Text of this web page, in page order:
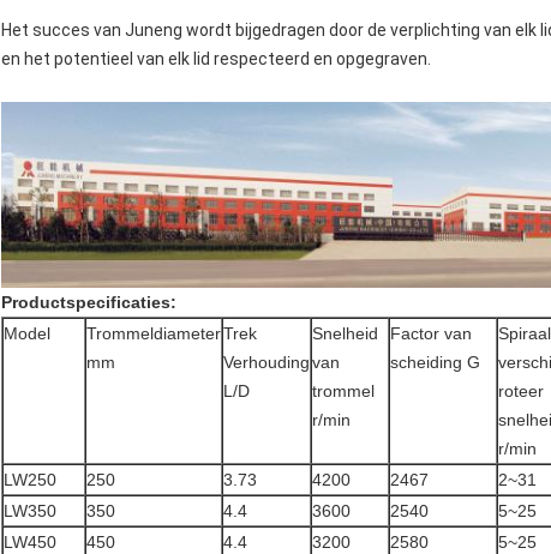
Het succes van Juneng wordt bijgedragen door de verplichting van elk
en het potentieel van elk lid respecteerd en opgegraven.
Productspecificaties:
Model
Trommeldiameter
mm
Trek
Verhouding
L/D
Snelheid
van
trommel
r/min
Factor van
scheiding G
roteer
r/min
LW250 250 3.73 4200 2467 2~31
LW350
350 4.4 3600 2540 5~25
LW450
450 4.4 3200 2580 5~25